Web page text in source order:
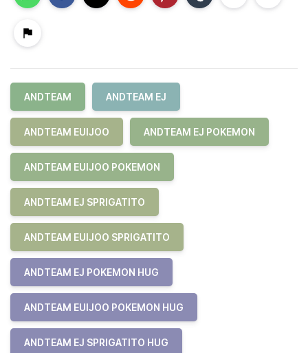
ANDTEAM ANDTEAM EJ
ANDTEAM EUIJOO ANDTEAM EJ POKEMON
ANDTEAM EUIJOO POKEMON
ANDTEAM EJ SPRIGATITO
ANDTEAM EUIJOO SPRIGATITO
ANDTEAM EJ POKEMON HUG
ANDTEAM EUIJOO POKEMON HUG
ANDTEAM EJ SPRIGATITO HUG